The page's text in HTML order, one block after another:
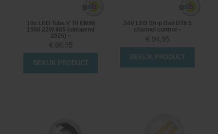
10x LED Tube V T8 EM/M
1500 22W 865 (uitlopend
2025) ~
€ 86,95
BEKIJK PRODUCT
24V LED Strip Dali DT8 5
channel control ~
€ 94,95
BEKIJK PRODUCT